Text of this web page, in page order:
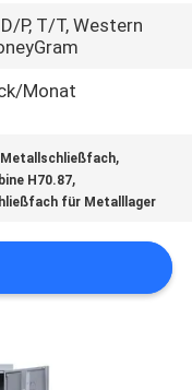
P, T/T, Western
Monat
Metallschließfach,
H70.87,
für Metalllager